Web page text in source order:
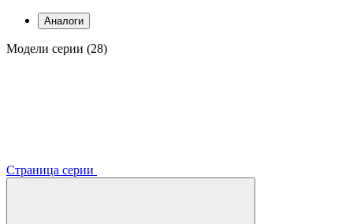
Аналоги
Модели серии (28)
Страница серии